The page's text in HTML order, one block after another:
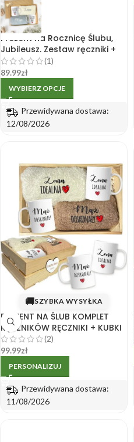
Prezent na Rocznicę Ślubu,
Jubileusz. Zestaw ręczniki +
kubki w pudełku.
(1)
89.99zł
WYBIERZ OPCJE
Przewidywana dostawa:
12/08/2026
🚚SZYBKA WYSYŁKA
PREZENT NA ŚLUB KOMPLET
RĘCZNIKÓW RĘCZNIKI + KUBKI
(2)
99.99zł
PERSONALIZUJ
Przewidywana dostawa:
11/08/2026